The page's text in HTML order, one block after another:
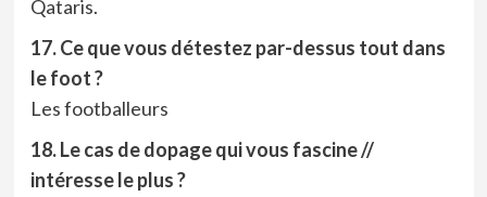
Qataris.
17. Ce que vous détestez par-dessus tout dans
le foot ?
Les footballeurs
18. Le cas de dopage qui vous fascine //
intéresse le plus ?